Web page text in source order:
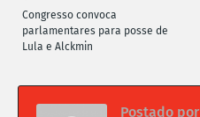
Congresso convoca
parlamentares para posse de
Lula e Alckmin
Postado por